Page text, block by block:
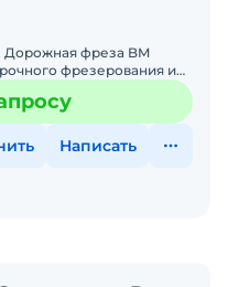
Дорожная фреза BM
фрезерования и
или поврежденного
Написать